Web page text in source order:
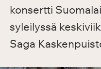
konsertti
syleilyssä
Saga